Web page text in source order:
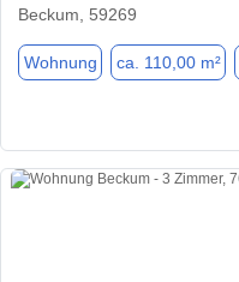
Beckum, 59269
Wohnung ca. 110,00 m²